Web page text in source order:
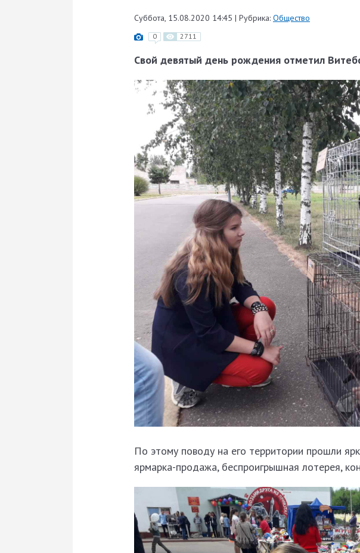
Суббота, 15.08.2020 14:45 | Рубрика: Общество
0 2711
Свой девятый день рождения отметил
По этому поводу на его территории прошли
ярмарка-продажа, беспроигрышная лотерея,